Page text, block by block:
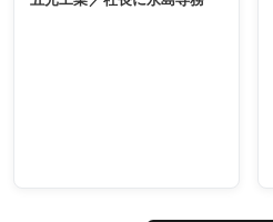
出席